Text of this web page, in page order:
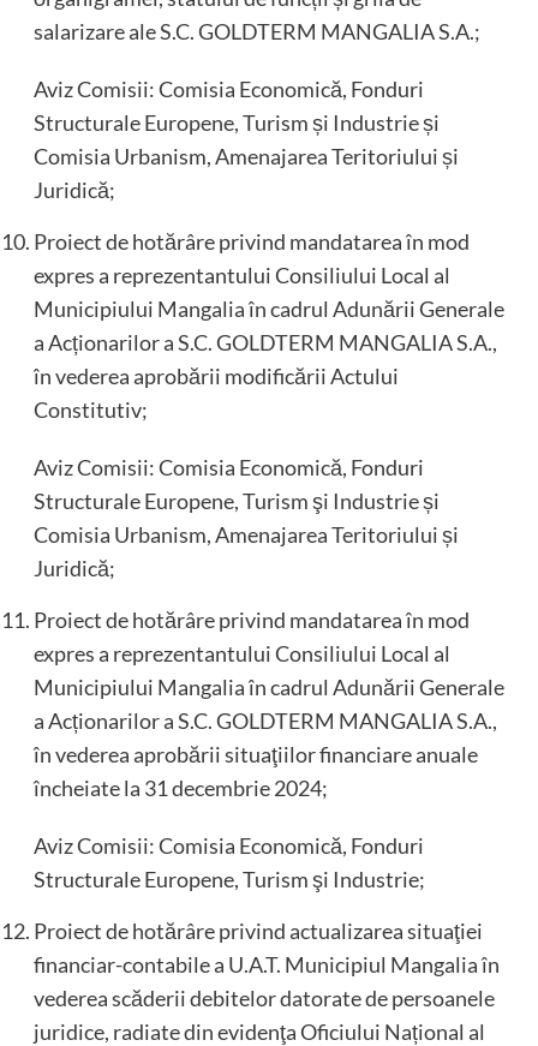
salarizare ale S.C. GOLDTERM MANGALIA S.A.;
Aviz Comisii: Comisia Economică, Fonduri
Structurale Europene, Turism și Industrie și
Comisia Urbanism, Amenajarea Teritoriului și
Juridică;
Proiect de hotărâre privind mandatarea în mod
expres a reprezentantului Consiliului Local al
Municipiului Mangalia în cadrul Adunării Generale
a Acționarilor a S.C. GOLDTERM MANGALIA S.A.,
în vederea aprobării modificării Actului
Constitutiv;
Aviz Comisii: Comisia Economică, Fonduri
Structurale Europene, Turism şi Industrie și
Comisia Urbanism, Amenajarea Teritoriului și
Juridică;
Proiect de hotărâre privind mandatarea în mod
expres a reprezentantului Consiliului Local al
Municipiului Mangalia în cadrul Adunării Generale
a Acționarilor a S.C. GOLDTERM MANGALIA S.A.,
în vederea aprobării situaţiilor financiare anuale
încheiate la 31 decembrie 2024;
Aviz Comisii: Comisia Economică, Fonduri
Structurale Europene, Turism şi Industrie;
Proiect de hotărâre privind actualizarea situaţiei
financiar-contabile a U.A.T. Municipiul Mangalia în
vederea scăderii debitelor datorate de persoanele
juridice, radiate din evidenţa Oficiului Național al